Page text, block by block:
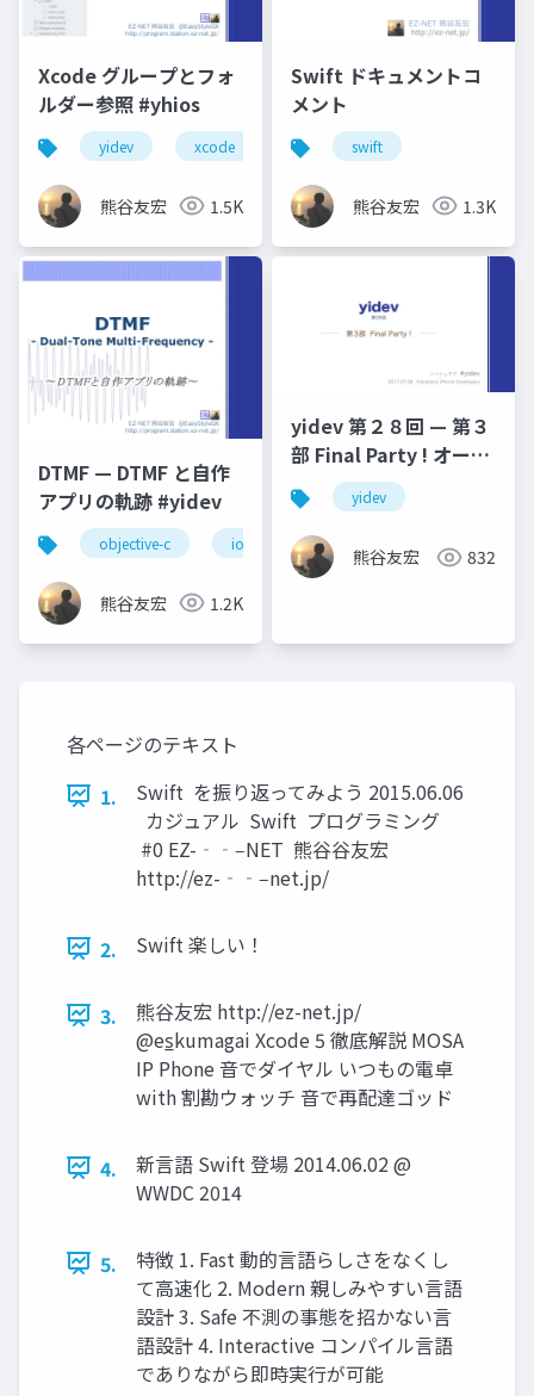
Xcode グループとフォ
ルダー参照 #yhios
yidev xcode 横浜へなちょこ勉強会
熊谷友宏 1.5K
Swift ドキュメントコ
メント
swift
熊谷友宏 1.3K
DTMF — DTMF と自作
アプリの軌跡 #yidev
objective-c ios dtmf オーディオ
熊谷友宏 1.2K
yidev 第２８回 — 第３
部 Final Party ! オープ
ニングyidev
熊谷友宏 832
各ページのテキスト
1.
Swift を振り返ってみよう 2015.06.06
カジュアル Swift プログラミング
#0 EZ-‐‑‒NET 熊⾕谷友宏
http://ez-‐‑‒net.jp/
2. Swift 楽しい！
3.
熊谷友宏 http://ez-net.jp/
@es̲kumagai Xcode 5 徹底解説 MOSA
IP Phone 音でダイヤル いつもの電卓
with 割勘ウォッチ 音で再配達ゴッド
4.
新言語 Swift 登場 2014.06.02 @
WWDC 2014
5.
特徴 1. Fast 動的言語らしさをなくし
て高速化 2. Modern 親しみやすい言語
設計 3. Safe 不測の事態を招かない言
語設計 4. Interactive コンパイル言語
でありながら即時実行が可能